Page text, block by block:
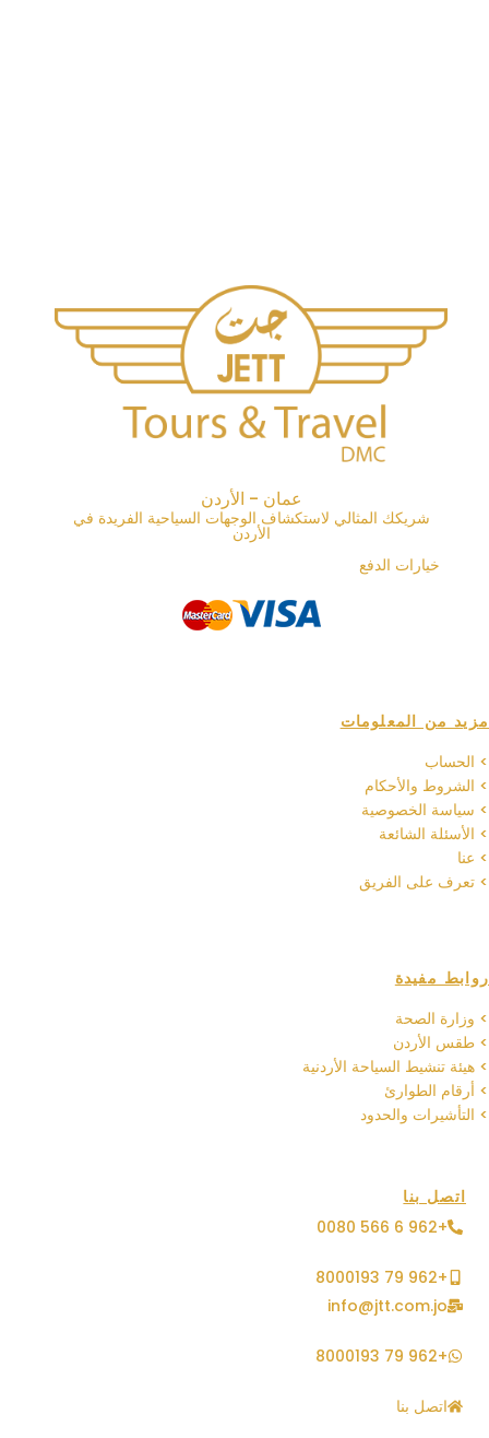
عمان - الأردن
شريكك المثالي لاستكشاف الوجهات السياحية الفريدة في
الأردن
خيارات الدفع
مزيد من المعلومات
> الحساب
> الشروط والأحكام
> سياسة الخصوصية
> الأسئلة الشائعة
> عنا
> تعرف على الفريق
روابط مفيدة
> وزارة الصحة
> طقس الأردن
> هيئة تنشيط السياحة الأردنية
> أرقام الطوارئ
> التأشيرات والحدود
اتصل بنا
+962 6 566 0080
+962 79 8000193
info@jtt.com.jo
+962 79 8000193
اتصل بنا